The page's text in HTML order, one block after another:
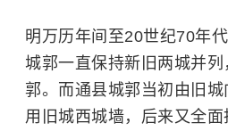
明万历年间至20世纪70年
城郭一直保持新旧两城并
郭。而通县城郭当初由旧
用旧城西城墙，后来又全